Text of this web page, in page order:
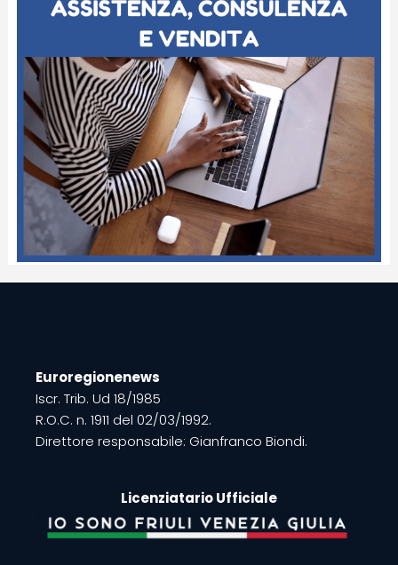
Euroregionenews
Iscr. Trib. Ud 18/1985
R.O.C. n. 1911 del 02/03/1992.
Direttore responsabile: Gianfranco Biondi.
Licenziatario Ufficiale